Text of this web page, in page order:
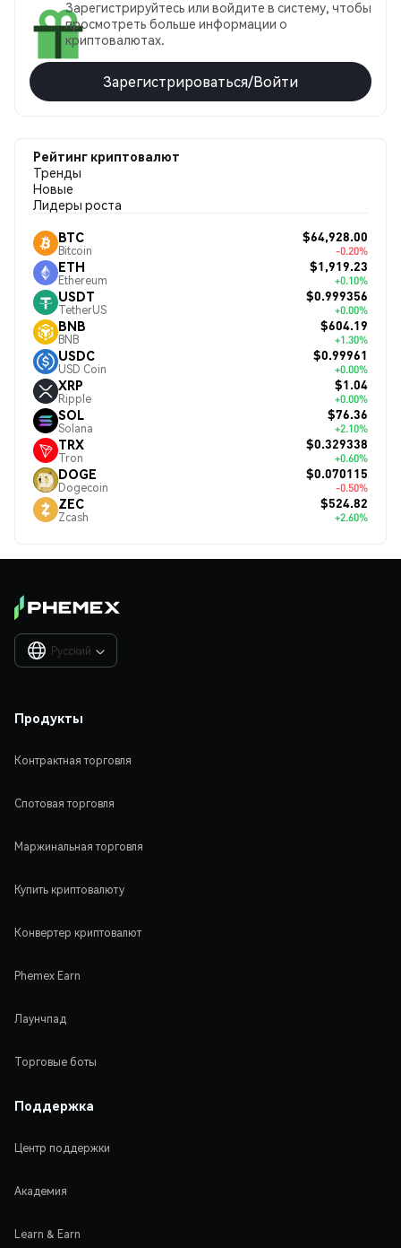
Зарегистрируйтесь или войдите в систему, чтобы
просмотреть больше информации о
криптовалютах.
Зарегистрироваться/Войти
Рейтинг криптовалют
Тренды
Новые
Лидеры роста
BTC
Bitcoin
$64,928.00
-0.20%
ETH
Ethereum
$1,919.23
+0.10%
USDT
TetherUS
$0.999356
+0.00%
BNB
BNB
$604.19
+1.30%
USDC
USD Coin
$0.99961
+0.00%
XRP
Ripple
$1.04
+0.00%
SOL
Solana
$76.36
+2.10%
TRX
Tron
$0.329338
+0.60%
DOGE
Dogecoin
$0.070115
-0.50%
ZEC
Zcash
$524.82
+2.60%
Русский 
Продукты
Контрактная торговля
Спотовая торговля
Маржинальная торговля
Купить криптовалюту
Конвертер криптовалют
Phemex Earn
Лаунчпад
Торговые боты
Поддержка
Центр поддержки
Академия
Learn & Earn